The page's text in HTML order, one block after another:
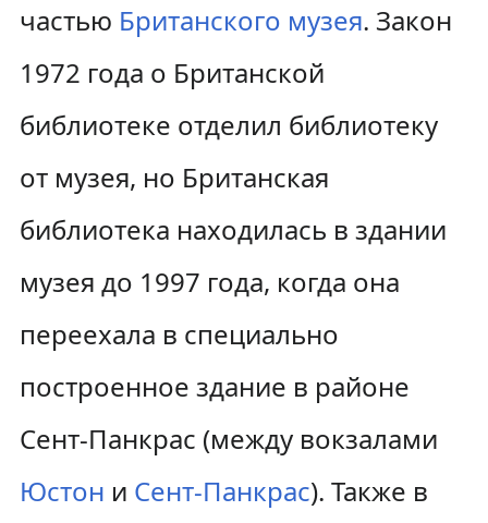
частью Британского музея. Закон
1972 года о Британской
библиотеке отделил библиотеку
от музея, но Британская
библиотека находилась в здании
музея до 1997 года, когда она
переехала в специально
построенное здание в районе
Сент-Панкрас (между вокзалами
Юстон и Сент-Панкрас). Также в